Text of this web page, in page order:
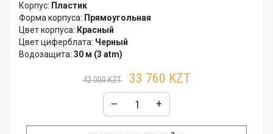
Корпус: Пластик
Форма корпуса: Прямоугольная
Цвет корпуса: Красный
Цвет циферблата: Черный
Водозащита: 30 м (3 atm)
Часы с калькулятором
42 000 KZT 33 760 KZT
– +